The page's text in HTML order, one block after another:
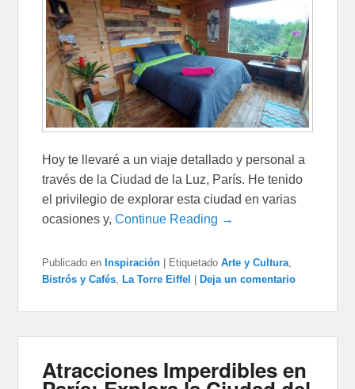
Hoy te llevaré a un viaje detallado y personal a
través de la Ciudad de la Luz, París. He tenido
el privilegio de explorar esta ciudad en varias
ocasiones y,Continue Reading →
Publicado en Inspiración Etiquetado Arte y Cultura,
Bistrós y Cafés, La Torre Eiffel Deja un comentario
Atracciones Imperdibles en